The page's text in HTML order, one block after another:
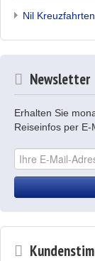
Nil Kreuzfahrten
Newsletter
Erhalten Sie
Reiseinfos per E-